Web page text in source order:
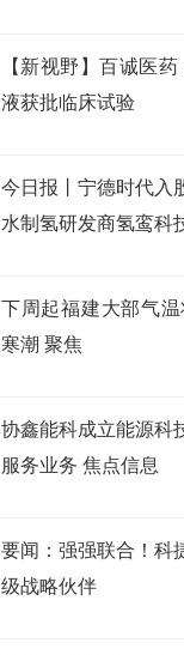
【新视野】百诚医
液获批临床试验
今日报丨宁德时代入
水制氢研发商氢鸾科
下周起福建大部气
寒潮 聚焦
协鑫能科成立能源科
服务业务 焦点信息
要闻：强强联合！科
级战略伙伴